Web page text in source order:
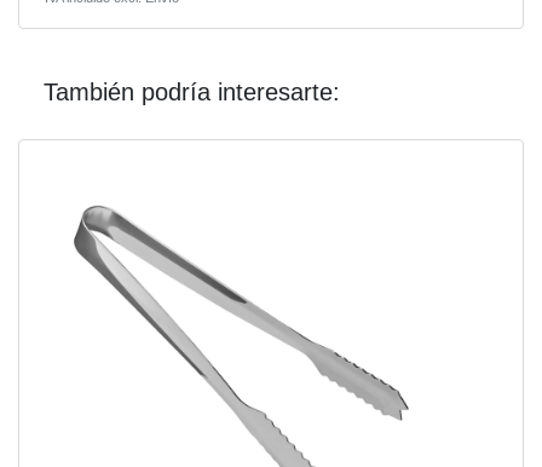
También podría interesarte: